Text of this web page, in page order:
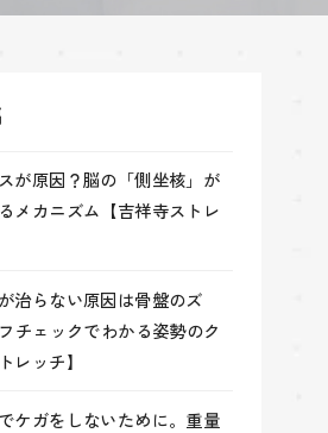
が原因？脳の「側坐核」が
メカニズム【吉祥寺ストレ
治らない原因は骨盤のズ
チェックでわかる姿勢のク
レッチ】
ケガをしないために。重量